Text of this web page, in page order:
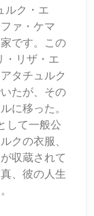
ルク・エ
ァ・ケマ
です。この
・リザ・エ
タチュルク
たが、その
に移った。
して一般公
クの衣服、
収蔵されて
、彼の人生